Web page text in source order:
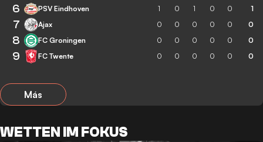
6 PSV Eindhoven 1 0 1 0 0 1
7 Ajax 0 0 0 0 0 0
8 FC Groningen 0 0 0 0 0 0
9 FC Twente 0 0 0 0 0 0
Más
WETTEN IM FOKUS